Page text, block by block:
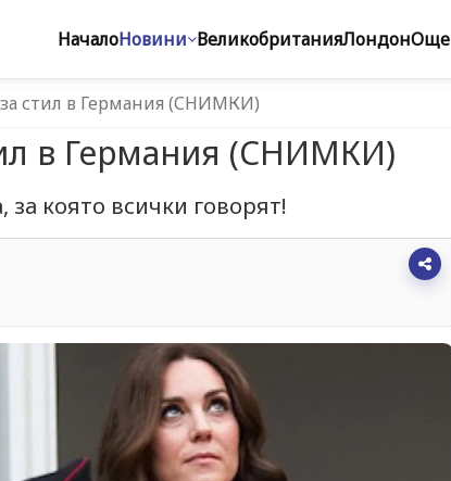
НачалоНовини ВеликобританияЛондонОще
стил в Германия (СНИМКИ)
в Германия (СНИМКИ)
която всички говорят!